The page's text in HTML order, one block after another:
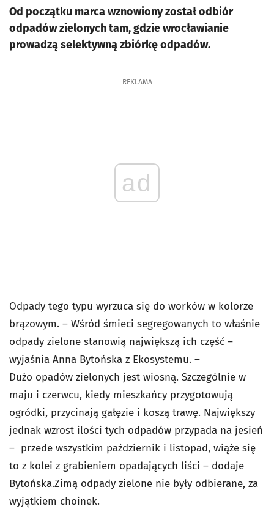
Od początku marca wznowiony został odbiór
odpadów zielonych tam, gdzie wrocławianie
prowadzą selektywną zbiórkę odpadów.
REKLAMA
ad
Odpady tego typu wyrzuca się do worków w kolorze
brązowym. – Wśród śmieci segregowanych to właśnie
odpady zielone stanowią największą ich część –
wyjaśnia Anna Bytońska z Ekosystemu. –
Dużo opadów zielonych jest wiosną. Szczególnie w
maju i czerwcu, kiedy mieszkańcy przygotowują
ogródki, przycinają gałęzie i koszą trawę. Największy
jednak wzrost ilości tych odpadów przypada na jesień
– przede wszystkim październik i listopad, wiąże się
to z kolei z grabieniem opadających liści – dodaje
Bytońska.Zimą odpady zielone nie były odbierane, za
wyjątkiem choinek.